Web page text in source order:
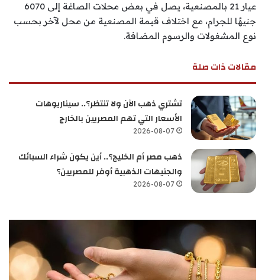
عيار 21 بالمصنعية، يصل في بعض محلات الصاغة إلى 6070
جنيهًا للجرام، مع اختلاف قيمة المصنعية من محل لآخر بحسب
نوع المشغولات والرسوم المضافة.
مقالات ذات صلة
تشتري ذهب الآن ولا تنتظر؟.. سيناريوهات
الأسعار التي تهم المصريين بالخارج
2026-08-07
ذهب مصر أم الخليج؟.. أين يكون شراء السبائك
والجنيهات الذهبية أوفر للمصريين؟
2026-08-07